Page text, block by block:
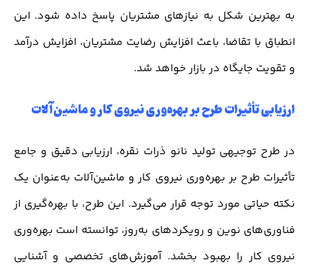
به بهترین شکل به نیازهای مشتریان پاسخ داده شود. این
انطباق با تقاضا، باعث افزایش رضایت مشتریان، افزایش درآمد
و تقویت جایگاه در بازار خواهد شد.
ارزیابی تأثیرات طرح بر بهره‌وری نیروی کار و ماشین‌آلات
در طرح توجیهی تولید نانو ذرات نقره، ارزیابی دقیق و جامع
تأثیرات طرح بر بهره‌وری نیروی کار و ماشین‌آلات به‌عنوان یک
نکته حیاتی مورد توجه قرار می‌گیرد. این طرح، با بهره‌گیری از
فناوری‌های نوین و رویکردهای به‌روز، توانسته است بهره‌وری
نیروی کار را بهبود بخشد. آموزش‌های تخصصی و آشنایی